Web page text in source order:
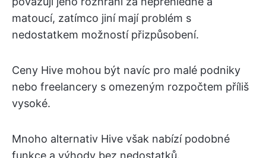
matoucí, zatímco jiní mají problém s
nedostatkem možností přizpůsobení.
Ceny Hive mohou být navíc pro malé podniky
nebo freelancery s omezeným rozpočtem příliš
vysoké.
Mnoho alternativ Hive však nabízí podobné
funkce a výhody bez nedostatků.